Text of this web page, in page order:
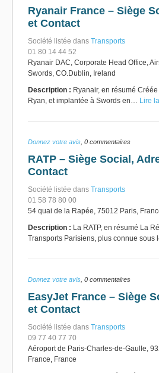
Ryanair France – Siège
et Contact
Société listée dans Transports
01 80 14 44 52
Ryanair DAC, Corporate Head Office,
Swords, CO.Dublin, Ireland
Description : Ryanair, en résumé
Ryan, et implantée à Swords en… Lire
Donnez votre avis , 0 commentaires
RATP – Siège Social,
Contact
Société listée dans Transports
01 58 78 80 00
54 quai de la Rapée, 75012 Paris,
Description : La RATP, en résumé La
Transports Parisiens, plus connue sous
Donnez votre avis , 0 commentaires
EasyJet France – Siège
et Contact
Société listée dans Transports
09 77 40 77 70
Aéroport de Paris-Charles-de-Gaulle,
France, France